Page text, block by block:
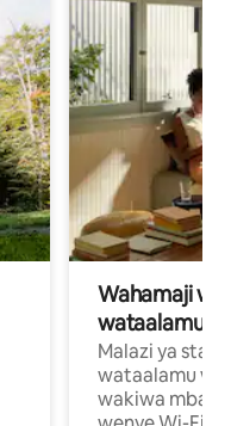
Wahamaji
wataalamu
Malazi ya
wataalamu
wakiwa mbali